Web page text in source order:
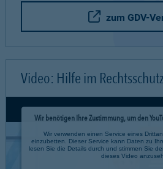
zum GDV-
Video: Hilfe im
Wir benötigen Ihre Zustimmung, um den
Wir verwenden einen Service eines
einzubetten. Dieser Service kann Daten zu
lesen Sie die Details durch und stimmen Sie
dieses Video